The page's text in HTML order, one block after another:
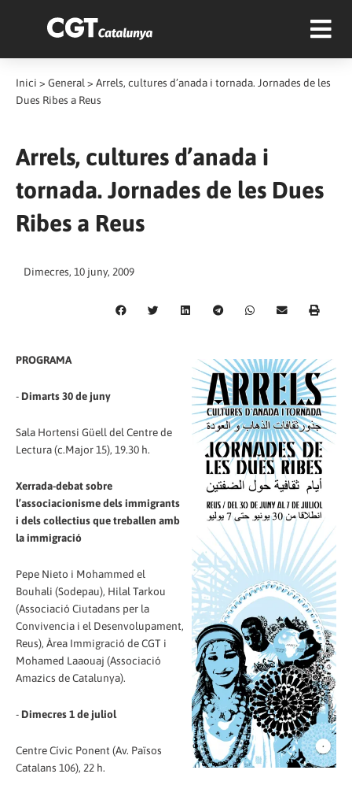
Inici > General > Arrels, cultures d’anada i tornada. Jornades de les
Dues Ribes a Reus
Arrels, cultures d’anada i
tornada. Jornades de les Dues
Ribes a Reus
Dimecres, 10 juny, 2009
PROGRAMA
- Dimarts 30 de juny
Sala Hortensi Güell del Centre de
Lectura (c.Major 15), 19.30 h.
Xerrada-debat sobre
l’associacionisme dels immigrants
i dels col·lectius que treballen amb
la immigració
Pepe Nieto i Mohammed el
Bouhali (Sodepau), Hilal Tarkou
(Associació Ciutadans per la
Convivencia i el Desenvolupament,
Reus), Àrea Immigració de CGT i
Mohamed Laaouaj (Associació
Amazics de Catalunya).
- Dimecres 1 de juliol
Centre Cívic Ponent (Av. Països
Catalans 106), 22 h.